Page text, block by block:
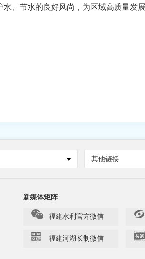
、节水的良好风尚，为区域高质量发
其他链接
新媒体矩阵
福建水利官方微信
福建河湖长制微信